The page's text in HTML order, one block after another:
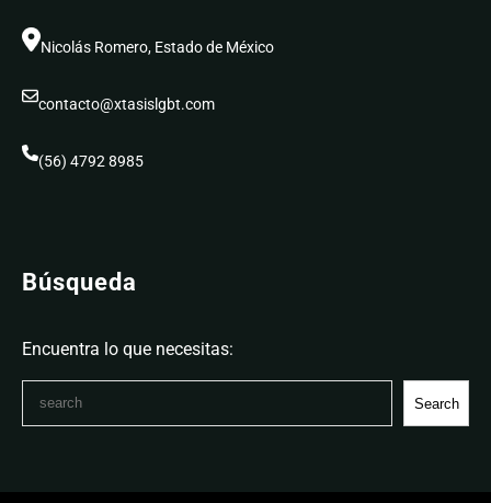
Nicolás Romero, Estado de México
contacto@xtasislgbt.com
(56) 4792 8985
Búsqueda
Encuentra lo que necesitas:
c
Search